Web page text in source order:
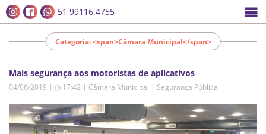
51 99116.4755
Categoria: <span>Câmara Municipal</span>
Mais segurança aos motoristas de aplicativos
04/06/2019 | ◷ 17:42 | Câmara Municipal | Segurança Pública